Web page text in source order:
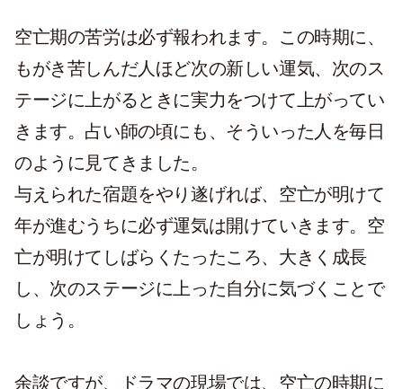
空亡期の苦労は必ず報われます。この時期に、
もがき苦しんだ人ほど次の新しい運気、次のス
テージに上がるときに実力をつけて上がってい
きます。占い師の頃にも、そういった人を毎日
のように見てきました。
与えられた宿題をやり遂げれば、空亡が明けて
年が進むうちに必ず運気は開けていきます。空
亡が明けてしばらくたったころ、大きく成長
し、次のステージに上った自分に気づくことで
しょう。
余談ですが、ドラマの現場では、空亡の時期に